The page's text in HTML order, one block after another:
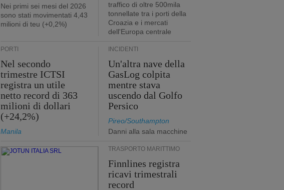
Nei primi sei mesi del 2026
sono stati movimentati 4,43
milioni di teu (+0,2%)
traffico di oltre 500mila
tonnellate tra i porti della
Croazia e i mercati
dell'Europa centrale
PORTI
Nel secondo
trimestre ICTSI
registra un utile
netto record di 363
milioni di dollari
(+24,2%)
Manila
INCIDENTI
Un'altra nave della
GasLog colpita
mentre stava
uscendo dal Golfo
Persico
Pireo/Southampton
Danni alla sala macchine
TRASPORTO MARITTIMO
Finnlines registra
ricavi trimestrali
record